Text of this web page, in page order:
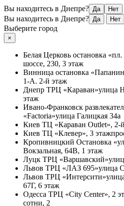
Вы находитесь в Днепре? Да Нет
Вы находитесь в Днепре? Да Нет
Выберите город
×
Белая Церковь остановка
шоссе, 230, 3 этаж
Винница остановка
1-А. 2-й этаж
Днепр ТРЦ «Караван»улица
этаж
Ивано-Франковск
«Factoria»улица Галицкая 34а
Киев ТЦ «Караван Outlet», 2-
Киев ТЦ «Клевер», 3 этаж
Кропивницкий Остановка
Вокзальная, 64В, 1 этаж
Луцк ТРЦ «Варшавский»
Львов ТРЦ «ЛАЗ 695»улица
Львов ТРЦ «Интерсити»
67Г, 6 этаж
Одесса ТРЦ «City Center», 2
сотни, 2